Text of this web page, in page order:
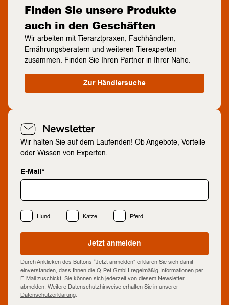
Finden Sie unsere Produkte
auch in den Geschäften
Wir arbeiten mit Tierarztpraxen, Fachhändlern,
Ernährungsberatern und weiteren Tierexperten
zusammen. Finden Sie Ihren Partner in Ihrer Nähe.
Zur Händlersuche
Newsletter
Wir halten Sie auf dem Laufenden! Ob Angebote, Vorteile
oder Wissen von Experten.
E-Mail*
Hund Katze Pferd
Jetzt anmelden
Durch Anklicken des Buttons “Jetzt anmelden” erklären Sie sich damit
einverstanden, dass Ihnen die Q-Pet GmbH regelmäßig Informationen per
E-Mail zuschickt. Sie können sich jederzeit von diesem Newsletter
abmelden. Weitere Datenschutzhinweise erhalten Sie in unserer
Datenschutzerklärung.